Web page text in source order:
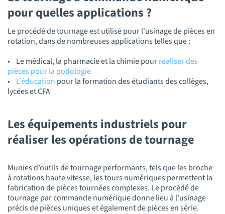
pour quelles applications ?
Le procédé de tournage est utilisé pour l'usinage de pièces en
rotation, dans de nombreuses applications telles que :
• Le médical, la pharmacie et la chimie pourréaliser des
pièces pour la podologie
• L’éducation pour la formation des étudiants des collèges,
lycées et CFA
Les équipements industriels pour
réaliser les opérations de tournage
Munies d’outils de tournage performants, tels que les broche
à rotations haute vitesse, les tours numériques permettent la
fabrication de pièces tournées complexes. Le procédé de
tournage par commande numérique donne lieu à l’usinage
précis de pièces uniques et également de pièces en série.